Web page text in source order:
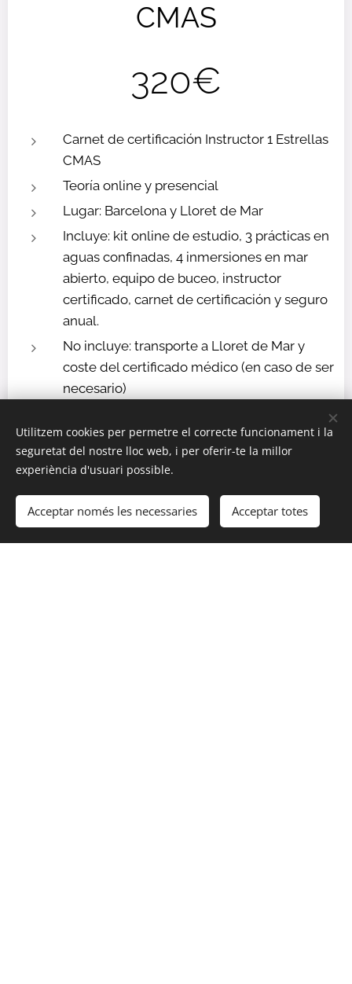
CMAS
320€
Carnet de certificación Instructor 1 Estrellas
CMAS
Teoría online y presencial
Lugar: Barcelona y Lloret de Mar
Incluye: kit online de estudio, 3 prácticas en
aguas confinadas, 4 inmersiones en mar
abierto, equipo de buceo, instructor
certificado, carnet de certificación y seguro
anual.
No incluye: transporte a Lloret de Mar y
coste del certificado médico (en caso de ser
necesario)
confirmar ser «apto para el buceo»
Edad mínima: 14 años
Utilitzem cookies per permetre el correcte funcionament i la
seguretat del nostre lloc web, i per oferir-te la millor
experiència d'usuari possible.
Acceptar només les necessaries Acceptar totes